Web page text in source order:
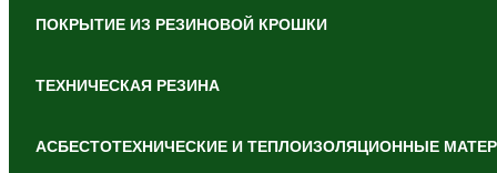
ПОКРЫТИЕ ИЗ РЕЗИНОВОЙ КРОШКИ
ТЕХНИЧЕСКАЯ РЕЗИНА
АСБЕСТОТЕХНИЧЕСКИЕ И ТЕПЛОИЗОЛЯЦИОННЫЕ